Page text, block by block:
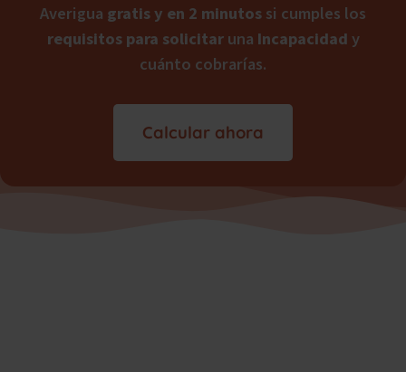
Averigua gratis y en 2 minutossi cumples los
requisitos para solicitaruna Incapacidady
cuánto cobrarías.
Calcular ahora